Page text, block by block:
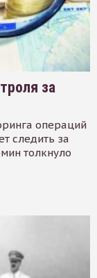
за
операций
следить за
толкнуло